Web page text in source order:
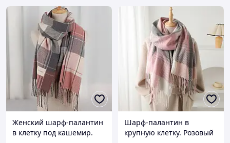
Женский шарф-палантин
в клетку под кашемир.
Шарф-палантин в
крупную клетку. Розовый